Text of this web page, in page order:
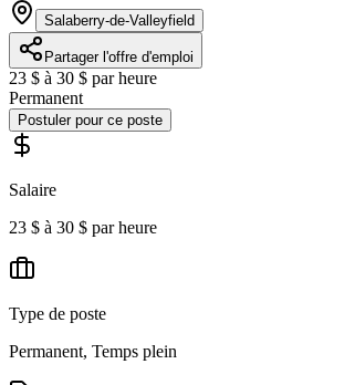
Salaberry-de-Valleyfield
Partager l'offre d'emploi
23 $ à 30 $ par heure
Permanent
Postuler pour ce poste
Salaire
23 $ à 30 $ par heure
Type de poste
Permanent, Temps plein